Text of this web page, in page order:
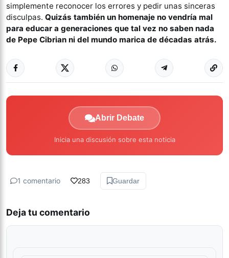
simplemente reconocer los errores y pedir unas sinceras
disculpas. Quizás también un homenaje no vendría mal
para educar a generaciones que tal vez no saben nada
de Pepe Cibrian ni del mundo marica de décadas atrás.
Abrir Debate
Inicia una discusión sobre esta noticia
1 comentario 283 Guardar
Deja tu comentario